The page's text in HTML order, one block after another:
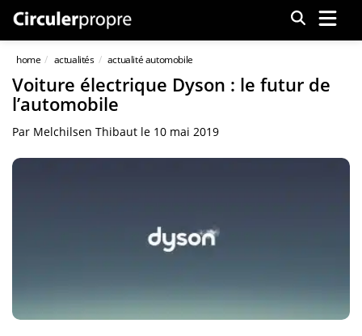
Menu
home actualités actualité automobile
Voiture électrique Dyson : le futur de
l’automobile
Par Melchilsen Thibaut le 10 mai 2019